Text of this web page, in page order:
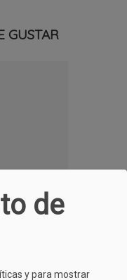
GUSTAR
de
y para mostrar